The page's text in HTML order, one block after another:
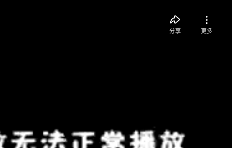
分享 更多